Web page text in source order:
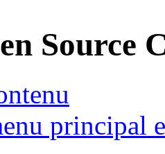
Source
principal